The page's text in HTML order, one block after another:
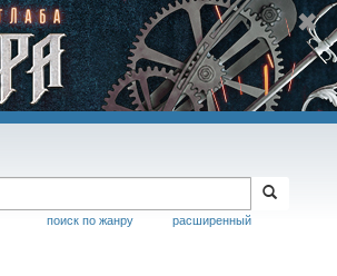
расширенный
поиск по жанру